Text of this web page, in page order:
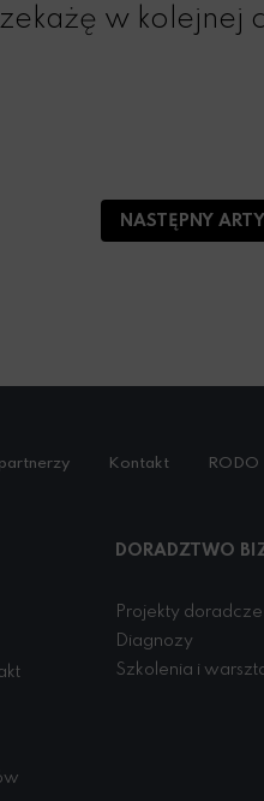
w kolejnej
NASTĘPNY
Kontakt RODO
DORADZTWO
Projekty doradcze
Diagnozy
Szkolenia i